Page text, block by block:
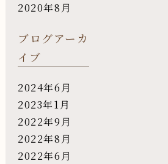
2020年8月
ブログアーカ
イブ
2024年6月
2023年1月
2022年9月
2022年8月
2022年6月